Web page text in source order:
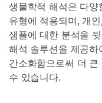
생물학적 해석은 다
유형에 적용되며, 개
샘플에 대한 분석을
해석 솔루션을 제공
간소화함으로써 더
수 있습니다.